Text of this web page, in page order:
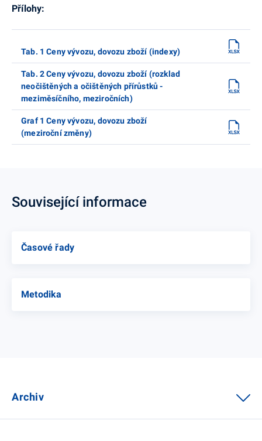
Přílohy:
Tab. 1 Ceny vývozu, dovozu zboží (indexy)
Tab. 2 Ceny vývozu, dovozu zboží (rozklad
neočištěných a očištěných přírůstků -
meziměsíčního, meziročních)
Graf 1 Ceny vývozu, dovozu zboží
(meziroční změny)
Související informace
Časové řady
Metodika
Archiv